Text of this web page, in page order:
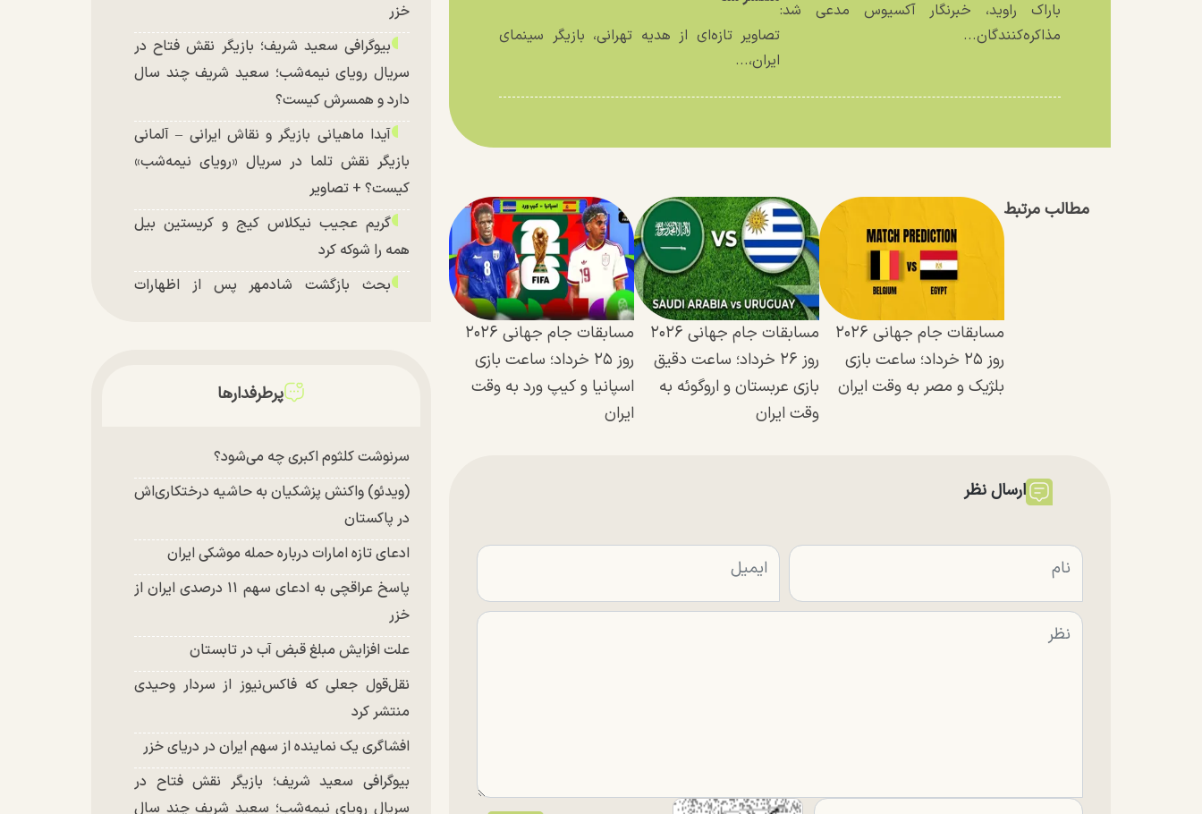
باراک راوید، خبرنگار آکسیوس مدعی شد:
مذاکره‌کنندگان...
تصاویر تازه‌ای از هدیه تهرانی، بازیگر سینمای
ایران،...
مطالب مرتبط
مسابقات جام جهانی ۲۰۲۶
روز ۲۵ خرداد؛ ساعت بازی
بلژیک و مصر به وقت ایران
مسابقات جام جهانی ۲۰۲۶
روز ۲۶ خرداد؛ ساعت دقیق
بازی عربستان و اروگوئه به
وقت ایران
مسابقات جام جهانی ۲۰۲۶
روز ۲۵ خرداد؛ ساعت بازی
اسپانیا و کیپ ورد به وقت
ایران
ارسال نظر
خزر
بیوگرافی سعید شریف؛ بازیگر نقش فتاح در
سریال رویای نیمه‌شب؛ سعید شریف چند سال
دارد و همسرش کیست؟
آیدا ماهیانی بازیگر و نقاش ایرانی – آلمانی
بازیگر نقش تلما در سریال «رویای نیمه‌شب»
کیست؟ + تصاویر
گریم عجیب نیکلاس کیج و کریستین بیل
همه را شوکه کرد
بحث بازگشت شادمهر پس از اظهارات
توافق با آمریکا در انتظار تایید نهایی شعام؟
منتشر شد
پرطرفدارها
سرنوشت کلثوم اکبری چه می‌شود؟
(ویدئو) واکنش پزشکیان به حاشیه درختکاری‌اش
در پاکستان
ادعای تازه امارات درباره حمله موشکی ایران
پاسخ عراقچی به ادعای سهم ۱۱ درصدی ایران از
خزر
علت افزایش مبلغ قبض آب در تابستان
نقل‌قول جعلی که فاکس‌نیوز از سردار وحیدی
منتشر کرد
افشاگری یک نماینده از سهم ایران در دریای خزر
بیوگرافی سعید شریف؛ بازیگر نقش فتاح در
سریال رویای نیمه‌شب؛ سعید شریف چند سال